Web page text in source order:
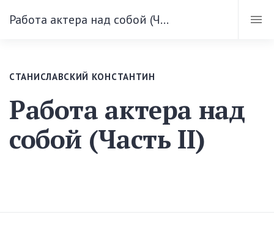
Работа актера над собой (Часть II)
СТАНИСЛАВСКИЙ КОНСТАНТИН
Работа актера над
собой (Часть II)